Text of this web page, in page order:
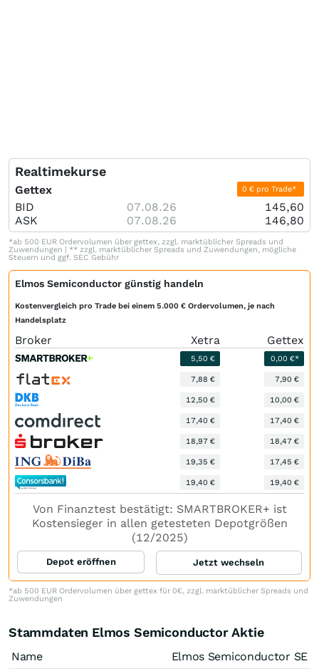
Realtimekurse
Gettex 0 € pro Trade*
BID 07.08.26
145,60
ASK
07.08.26 146,80
*ab 500 EUR Ordervolumen über gettex, zzgl. marktüblicher Spreads und
Zuwendungen | ** zzgl. marktüblicher Spreads und Zuwendungen, mögliche
Steuern und ggf. SEC Gebühr
Elmos Semiconductor günstig handeln
Kostenvergleich pro Trade bei einem 5.000 € Ordervolumen, je nach
Handelsplatz
Broker Xetra Gettex
5,50 € 0,00 €*
7,88 € 7,90 €
12,50 € 10,00 €
17,40 € 17,40 €
18,97 € 18,47 €
19,35 € 17,45 €
19,40 € 19,40 €
Von Finanztest bestätigt: SMARTBROKER+ ist
Kostensieger in allen getesteten Depotgrößen
(12/2025)
Depot eröffnen Jetzt wechseln
*ab 500 EUR Ordervolumen über gettex für 0€, zzgl. marktüblicher Spreads und
Zuwendungen
Stammdaten Elmos Semiconductor Aktie
Name
Elmos Semiconductor SE